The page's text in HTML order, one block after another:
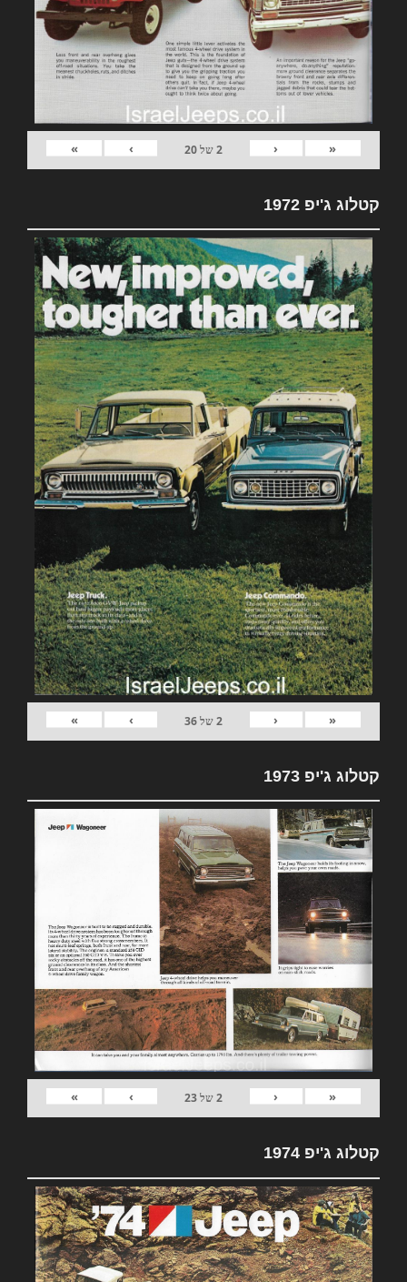
«
‹
2של20
›
»
קטלוג ג'יפ 1972
«
‹
2של36
›
»
קטלוג ג'יפ 1973
«
‹
2של23
›
»
קטלוג ג'יפ 1974